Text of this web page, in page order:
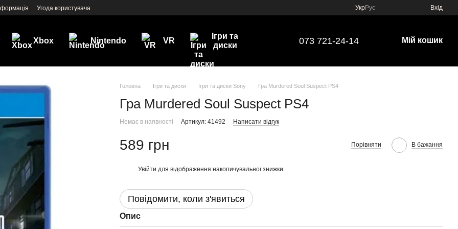
Угода користувача УкрРус Вхід
Xbox Nintendo VR
Ігри та
диски
073 721-24-14 Мій кошик
Головна Ігри та диски Ігри та диски Sony Гра Murdered Soul Suspect PS4
Гра Murdered Soul Suspect PS4
Немає в наявності Артикул: 41492 Написати відгук
589 грн Порівняти В бажання
Увійти для відображення накопичувальної знижки
Повідомити, коли з'явиться
Опис